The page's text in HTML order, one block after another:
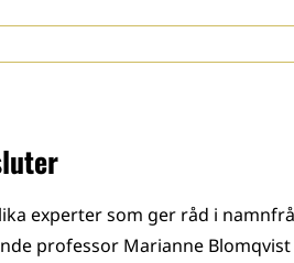
experter som ger råd i
professor Marianne